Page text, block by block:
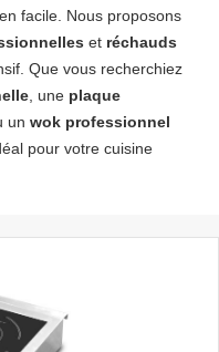
facile. Nous proposons
et réchauds
Que vous recherchiez
, une plaque
un wok professionnel
pour votre cuisine